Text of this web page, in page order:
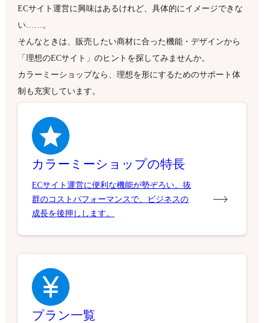
ECサイト運営に興味はあるけれど、具体的にイメージできな
い……。
そんなときは、販売したい商材に合った機能・デザインから
「理想のECサイト」のヒントを探してみませんか。
カラーミーショップなら、理想を形にするためのサポート体
制も充実しています。
カラーミーショップの特長
ECサイト運営に便利な機能が勢ぞろい。抜
群のコストパフォーマンスで、ビジネスの
成長を後押しします。
プラン一覧